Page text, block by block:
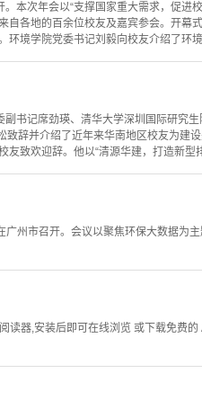
本次年会以“支撑国家重大需求，促进
各地的百余位校友及嘉宾参会。开幕
境学院党委书记刘毅向校友介绍了环
书记席劲瑛、清华大学深圳国际研究
辞并介绍了近年来华南地区校友为建
致欢迎辞。他以“清源华建，打造新型
州市召开。会议以聚焦环保大数据为
器,安装后即可在线浏览 或下载免费